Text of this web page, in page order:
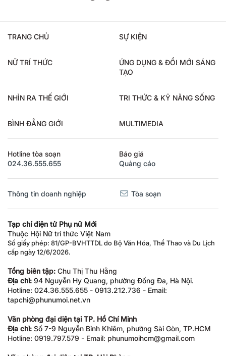
TRANG CHỦ SỰ KIỆN
NỮ TRÍ THỨC
ỨNG DỤNG & ĐỔI MỚI SÁNG
TẠO
NHÌN RA THẾ GIỚI TRI THỨC & KỸ NĂNG SỐNG
BÌNH ĐẲNG GIỚI MULTIMEDIA
Hotline tòa soạn
024.36.555.655
Báo giá
Quảng cáo
Thông tin doanh nghiệp Tòa soạn
Tạp chí điện tử Phụ nữ Mới
Thuộc Hội Nữ trí thức Việt Nam
Số giấy phép: 81/GP-BVHTTDL do Bộ Văn Hóa, Thể Thao và Du Lịch
cấp ngày 12/6/2026.
Tổng biên tập: Chu Thị Thu Hằng
Địa chỉ: 94 Nguyễn Hy Quang, phường Đống Đa, Hà Nội.
Hotline: 024.36.555.655 - 0913.212.736 - Email:
tapchi@phunumoi.net.vn
Văn phòng đại diện tại TP. Hồ Chí Minh
Địa chỉ: Số 7-9 Nguyễn Bỉnh Khiêm, phường Sài Gòn, TP.HCM
Hotline: 0919.797.579 - Email: phunumoihcm@gmail.com